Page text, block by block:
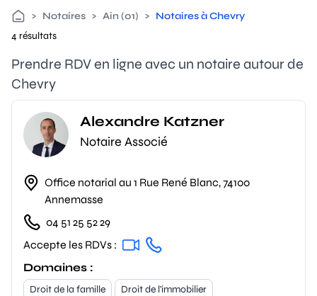
> Notaires > Ain (01) > Notaires à Chevry
4 résultats
Prendre RDV en ligne avec un notaire autour de
Chevry
Alexandre Katzner
Notaire Associé
Office notarial au 1 Rue René Blanc, 74100
Annemasse
04 51 25 52 29
Accepte les RDVs :
Domaines :
Droit de la famille
Droit de l'immobilier